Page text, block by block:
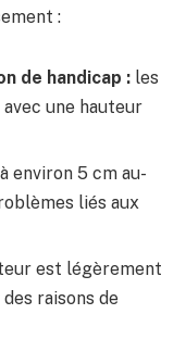
:
de handicap : les
une hauteur
environ 5 cm au-
liés aux
est légèrement
raisons de